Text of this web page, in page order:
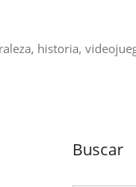
historia,
Buscar